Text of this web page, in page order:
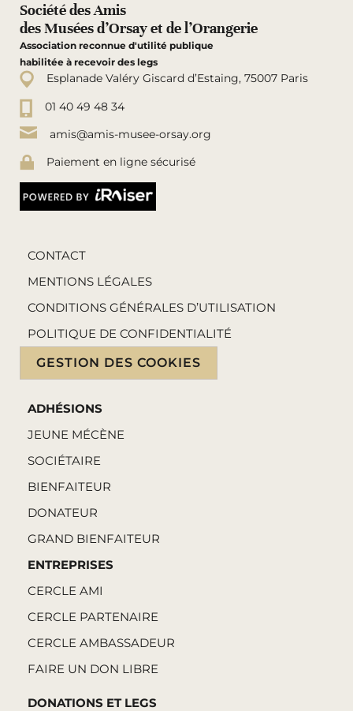
Société des Amis
des Musées d’Orsay et de l’Orangerie
Association reconnue d'utilité publique
habilitée à recevoir des legs
Esplanade Valéry Giscard d’Estaing, 75007 Paris
01 40 49 48 34
amis@amis-musee-orsay.org
Paiement en ligne sécurisé
CONTACT
MENTIONS LÉGALES
CONDITIONS GÉNÉRALES D’UTILISATION
POLITIQUE DE CONFIDENTIALITÉ
GESTION DES COOKIES
ADHÉSIONS
JEUNE MÉCÈNE
SOCIÉTAIRE
BIENFAITEUR
DONATEUR
GRAND BIENFAITEUR
ENTREPRISES
CERCLE AMI
CERCLE PARTENAIRE
CERCLE AMBASSADEUR
FAIRE UN DON LIBRE
DONATIONS ET LEGS